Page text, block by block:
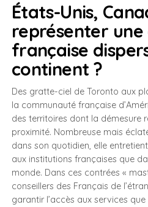
États-Unis,
représenter
française
continent ?
Des gratte-ciel de Toronto aux
la communauté française
des territoires dont la démesure
proximité. Nombreuse mais
dans son quotidien, elle
aux institutions françaises que
monde. Dans ces contrées «
conseillers des Français de
garantir l’accès aux services